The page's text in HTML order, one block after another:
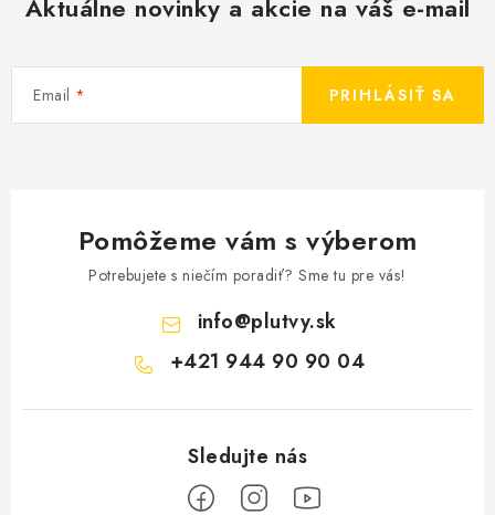
Aktuálne novinky a akcie na váš e-mail
Email PRIHLÁSIŤ SA
Pomôžeme vám s výberom
Potrebujete s niečím poradiť? Sme tu pre vás!
info@plutvy.sk
+421 944 90 90 04